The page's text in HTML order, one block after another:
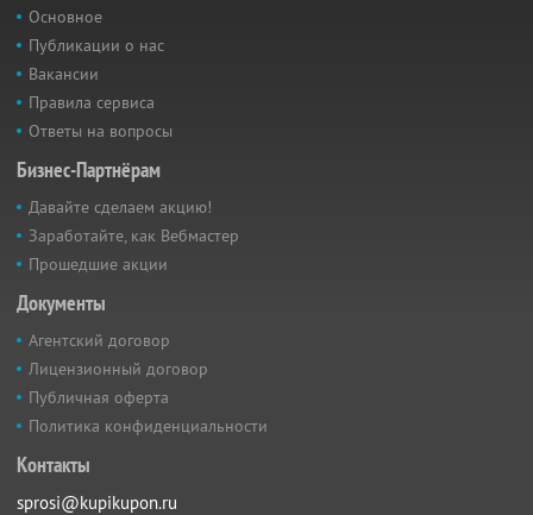
Основное
Публикации о нас
Вакансии
Правила сервиса
Ответы на вопросы
Бизнес-Партнёрам
Давайте сделаем акцию!
Заработайте, как Вебмастер
Прошедшие акции
Документы
Агентский договор
Лицензионный договор
Публичная оферта
Политика конфиденциальности
Контакты
sprosi@kupikupon.ru